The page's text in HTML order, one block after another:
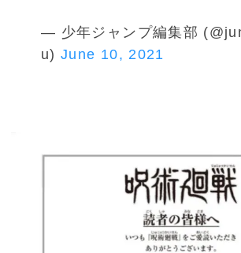
— 少年ジャンプ編集部
u)June 10, 2021